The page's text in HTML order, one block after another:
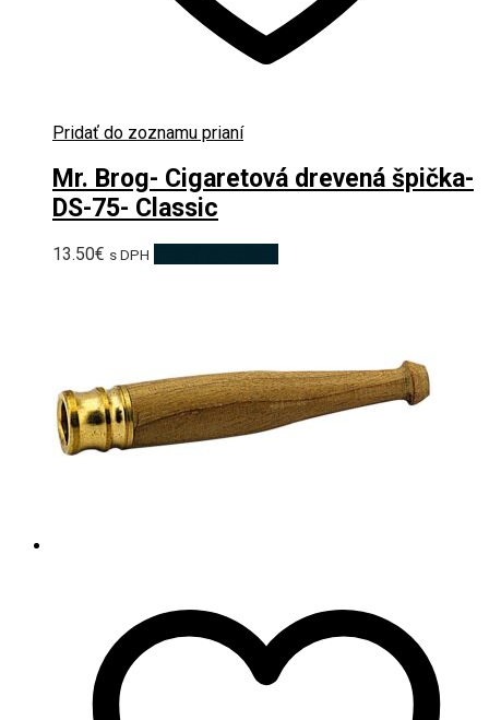
Pridať do zoznamu prianí
Mr. Brog- Cigaretová drevená špička-
DS-75- Classic
13.50€ s DPH